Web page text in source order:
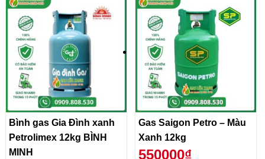
Bình gas Gia Đình xanh
Petrolimex 12kg BÌNH
MINH
Gas Saigon Petro – Màu
Xanh 12kg
550000₫